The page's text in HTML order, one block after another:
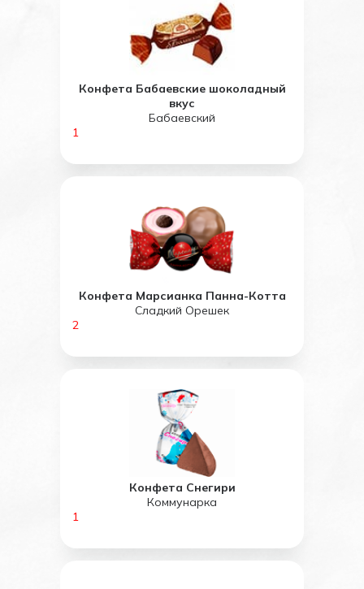
Конфета Бабаевские шоколадный
вкус
Бабаевский
1
Конфета Марсианка Панна-Котта
Сладкий Орешек
2
Конфета Снегири
Коммунарка
1